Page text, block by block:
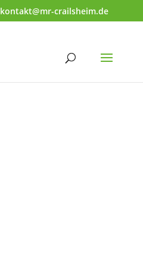
kontakt@mr-crailsheim.de